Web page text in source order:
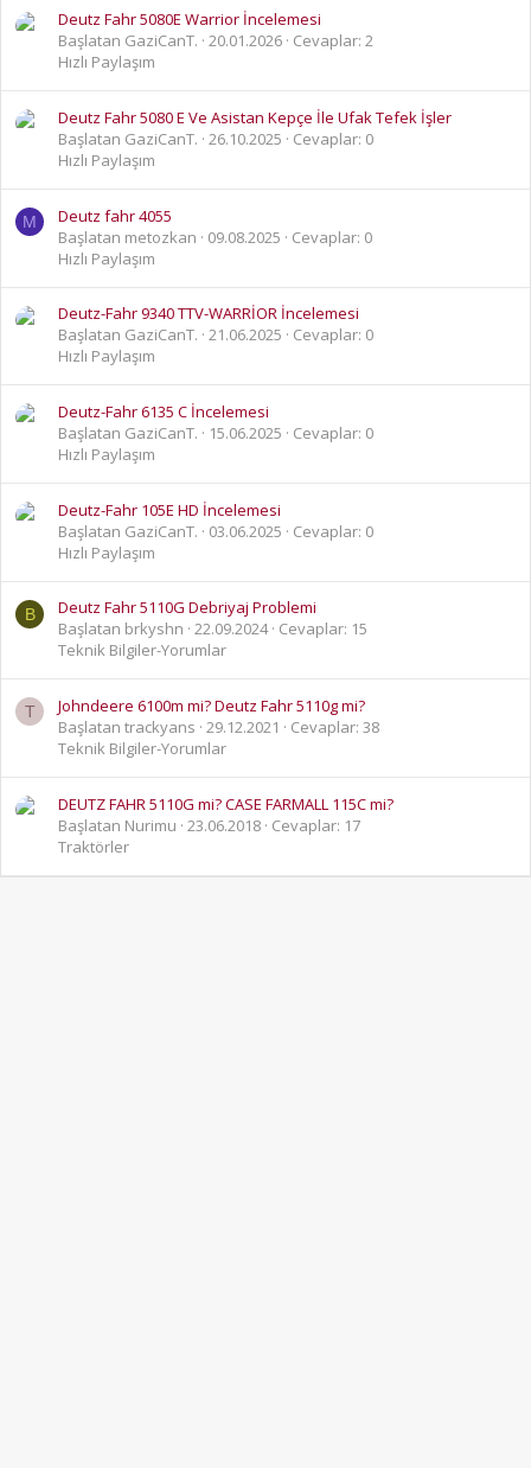
Deutz Fahr 5080E Warrior İncelemesi
Başlatan GaziCanT. 20.01.2026 Cevaplar: 2
Hızlı Paylaşım
Deutz Fahr 5080 E Ve Asistan Kepçe İle Ufak Tefek İşler
Başlatan GaziCanT. 26.10.2025
Cevaplar: 0
Hızlı Paylaşım
M
Deutz fahr 4055
Başlatan metozkan
09.08.2025
Cevaplar: 0
Hızlı Paylaşım
Deutz-Fahr 9340 TTV-WARRİOR İncelemesi
Başlatan GaziCanT. 21.06.2025
Cevaplar: 0
Hızlı Paylaşım
Deutz-Fahr 6135 C İncelemesi
Başlatan GaziCanT.
15.06.2025
Cevaplar: 0
Hızlı Paylaşım
Deutz-Fahr 105E HD İncelemesi
Başlatan GaziCanT.
03.06.2025
Cevaplar: 0
Hızlı Paylaşım
B
Deutz Fahr 5110G Debriyaj Problemi
Başlatan brkyshn 22.09.2024 Cevaplar: 15
Teknik Bilgiler-Yorumlar
T
Johndeere 6100m mi? Deutz Fahr 5110g mi?
Başlatan trackyans 29.12.2021
Cevaplar: 38
Teknik Bilgiler-Yorumlar
DEUTZ FAHR 5110G mi? CASE FARMALL 115C mi?
Başlatan Nurimu
23.06.2018 Cevaplar: 17
Traktörler